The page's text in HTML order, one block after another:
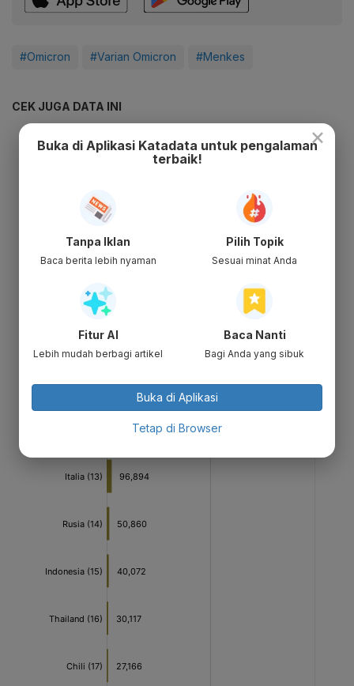
#Omicron #Varian Omicron #Menkes
CEK JUGA DATA INI
×
Buka di Aplikasi Katadata untuk pengalaman
terbaik!
Tanpa Iklan
Baca berita lebih nyaman
Pilih Topik
Sesuai minat Anda
Fitur AI
Lebih mudah berbagi artikel
Baca Nanti
Bagi Anda yang sibuk
Buka di Aplikasi
Tetap di Browser